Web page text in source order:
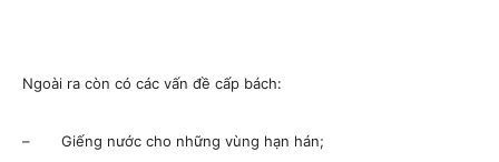
Ngoài ra còn có các vấn đề cấp bách:
– Giếng nước cho những vùng hạn hán;